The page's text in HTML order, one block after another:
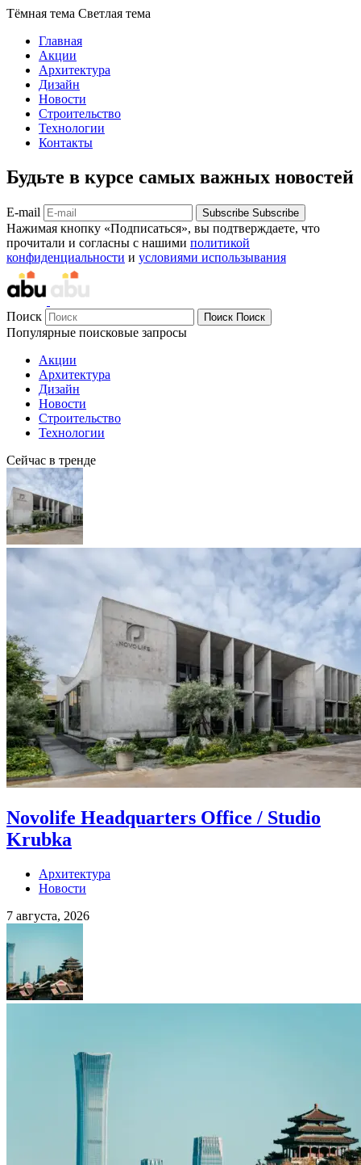
Тёмная тема Светлая тема
Главная
Акции
Архитектура
Дизайн
Новости
Строительство
Технологии
Контакты
Будьте в курсе самых важных новостей
E-mail Subscribe Subscribe
Нажимая кнопку «Подписаться», вы подтверждаете, что
прочитали и согласны с нашими политикой
конфиденциальности и условиями использывания
Поиск Поиск Поиск
Популярные поисковые запросы
Акции
Архитектура
Дизайн
Новости
Строительство
Технологии
Сейчас в тренде
Novolife Headquarters Office / Studio
Krubka
Архитектура
Новости
7 августа, 2026